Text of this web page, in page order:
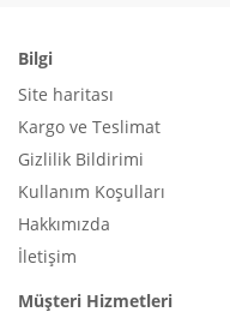
Bilgi
Site haritası
Kargo ve Teslimat
Gizlilik Bildirimi
Kullanım Koşulları
Hakkımızda
İletişim
Müşteri Hizmetleri